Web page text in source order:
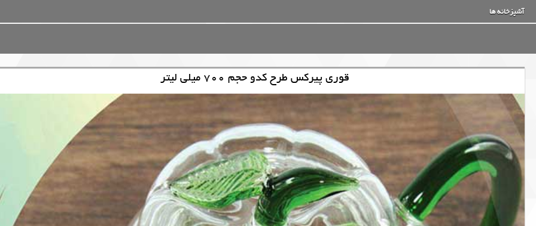
آشپزخانه ها
قوری پیرکس طرح کدو حجم 700 میلی لیتر